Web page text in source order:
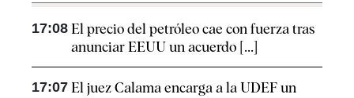
17:08 El precio del petróleo cae con fuerza tras
anunciar EEUU un acuerdo [...]
17:07 El juez Calama encarga a la UDEF un